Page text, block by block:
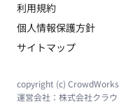
利用規約
個人情報保護方針
サイトマップ
copyright (c)
運営会社： 株式会社クラ